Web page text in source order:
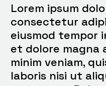
Lorem ipsum
consectetur
eiusmod tempor
et dolore magna
minim veniam,
laboris nisi ut